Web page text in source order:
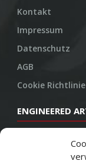
Kontakt
Impressum
Datenschutz
AGB
Cookie Richtlinie
ENGINEERED
Konstruktion